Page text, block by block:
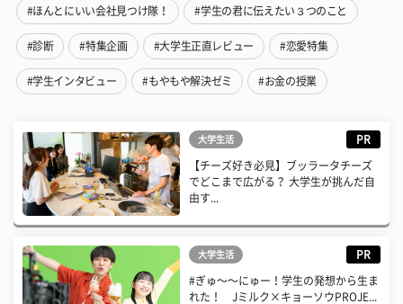
#ほんとにいい会社見つけ隊！ #学生の君に伝えたい３つのこと
#診断 #特集企画 #大学生正直レビュー #恋愛特集
#学生インタビュー #もやもや解決ゼミ #お金の授業
大学生活 PR
【チーズ好き必見】ブッラータチーズ
でどこまで広がる？ 大学生が挑んだ自
由す...
大学生活 PR
#ぎゅ〜〜にゅー！学生の発想から生ま
れた！ Jミルク×キョーソウPROJE...